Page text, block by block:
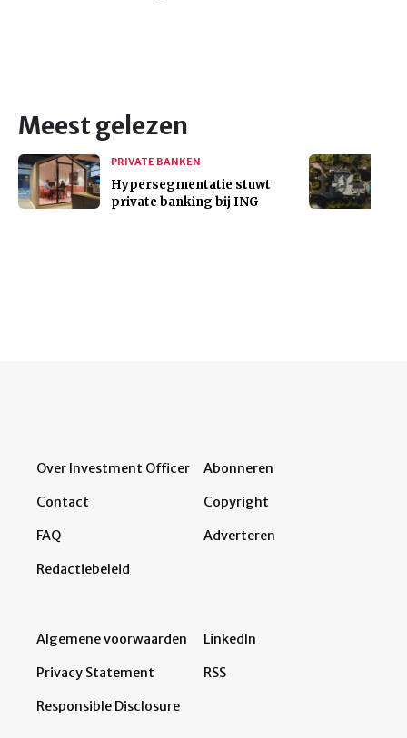
Meest gelezen
PRIVATE BANKEN
Hypersegmentatie stuwt
private banking bij ING
Over Investment Officer
Contact
FAQ
Redactiebeleid
Abonneren
Copyright
Adverteren
Algemene voorwaarden
Privacy Statement
Responsible Disclosure
LinkedIn
RSS